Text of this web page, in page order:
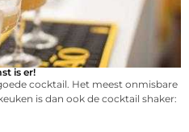
is er!
cocktail. Het meest onmisbare
is dan ook de cocktail shaker: